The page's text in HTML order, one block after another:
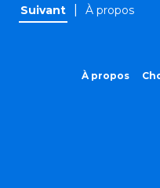
Suivant À propos
À propos